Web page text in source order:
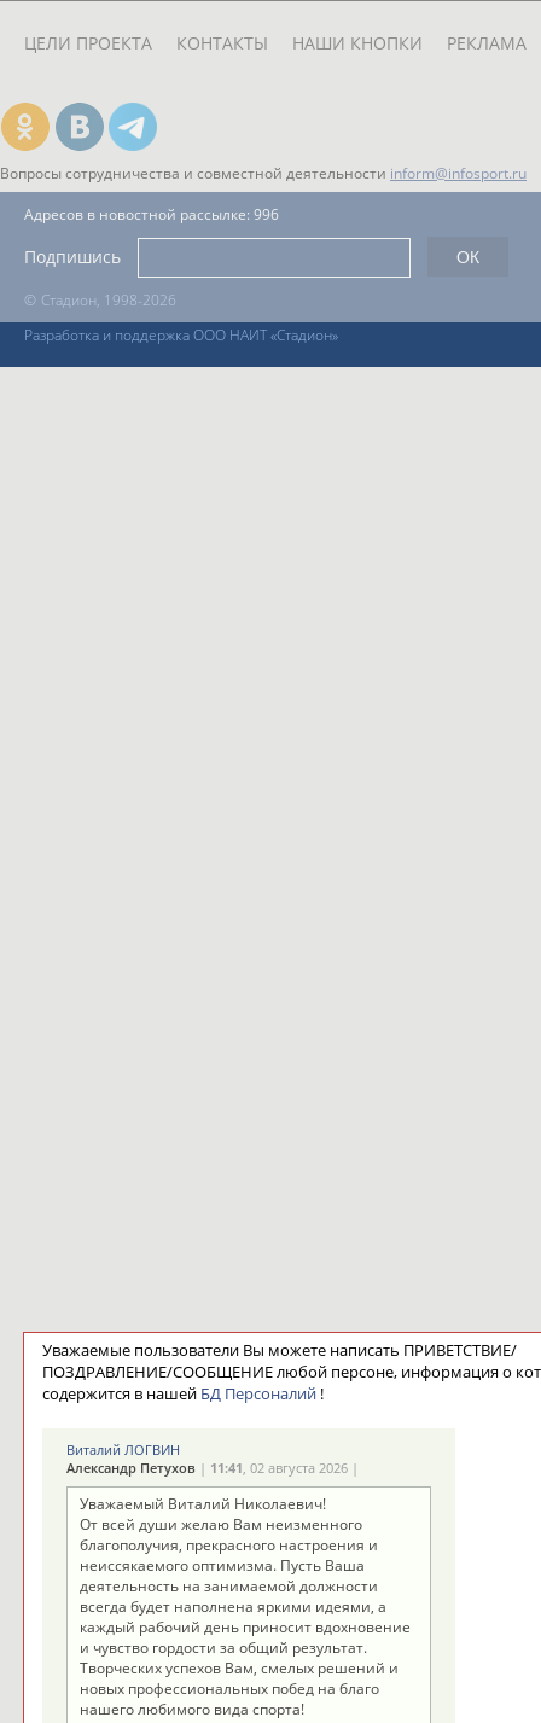
ЦЕЛИ ПРОЕКТА КОНТАКТЫ НАШИ КНОПКИ РЕКЛАМА
Вопросы сотрудничества и совместной деятельности inform@infosport.ru
© Стадион, 1998-2026
Разработка и поддержка ООО НАИТ «Стадион»
Адресов в новостной рассылке: 996
Подпишись
Уважаемые пользователи Вы можете написать ПРИВЕТСТВИЕ/
ПОЗДРАВЛЕНИЕ/СООБЩЕНИЕ любой персоне, информация о
содержится в нашей БД Персоналий!
Виталий ЛОГВИН
Александр Петухов| 11:41, 02 августа 2026 |
Уважаемый Виталий Николаевич!
От всей души желаю Вам неизменного
благополучия, прекрасного настроения и
неиссякаемого оптимизма. Пусть Ваша
деятельность на занимаемой должности
всегда будет наполнена яркими идеями, а
каждый рабочий день приносит вдохновение
и чувство гордости за общий результат.
Творческих успехов Вам, смелых решений и
новых профессиональных побед на благо
нашего любимого вида спорта!